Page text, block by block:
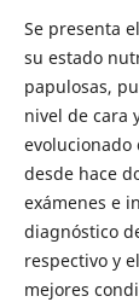
Se presenta
su estado
papulosas,
nivel de cara
evolucionado
desde hace
exámenes e
diagnóstico
respectivo y
mejores